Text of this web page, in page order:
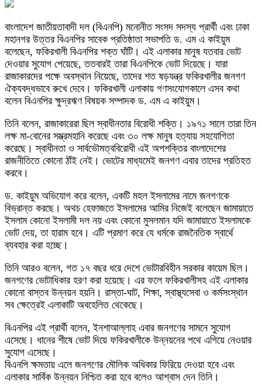
বাংলাদেশ জাতীয়তাবাদী দল (বিএনপি) মনোনীত সংসদ সদস্য প্রার্থী এবং ঢাকা
মহানগর উত্তর বিএনপির সাবেক প্রতিষ্ঠাতা সভাপতি ড. এম এ কাইয়ুম
বলেছেন, ফকিরখালী বিএনপির শক্ত ঘাঁটি। এই এলাকার মানুষ যতবার ভোট
দেওয়ার সুযোগ পেয়েছে, ততবারই তারা বিএনপিকে ভোট দিয়েছে। যারা
রাজাকারদের পক্ষে অবস্থান নিয়েছে, তাদের শত ষড়যন্ত্র ফকিরখালীর জনগণ
ঐক্যবদ্ধভাবে রুখে দেবে। ফকিরখালী এলাকায় গণসংযোগকালে এসব কথা
বলেন বিএনপির ক্ষুদ্রঋণ বিষয়ক সম্পাদক ড. এম এ কাইয়ুম।
তিনি বলেন, রাজাকারেরা ছিল স্বাধীনতার বিরোধী শক্তি। ১৯৭১ সালে তারা তিন
লক্ষ মা-বোনের সম্ভ্রমহানি করেছে এবং ৩০ লক্ষ মানুষ হত্যায় সহযোগিতা
করেছে। স্বাধীনতা ও সার্বভৌমত্ববিরোধী এই অপশক্তির বাংলাদেশের
রাজনীতিতে কোনো ঠাঁই নেই। ভোটের মাধ্যমেই জনগণ এবার তাদের প্রতিহত
করবে।
ড. কাইয়ুম অভিযোগ করে বলেন, একটি মহল ইসলামের নামে জনগণকে
বিভ্রান্ত করছে। অথচ হেফাজতে ইসলামের আমির নিজেই বলেছেন জামায়াতে
ইসলাম কোনো ইসলামী দল নয় এবং কোনো মুসলমান যদি জামায়াতে ইসলামকে
ভোট দেয়, তা হারাম হবে। এটি প্রমাণ করে যে ধর্মকে রাজনৈতিক স্বার্থে
ব্যবহার করা হচ্ছে।
তিনি আরও বলেন, গত ১৭ বছর ধরে দেশে ভোটারবিহীন সরকার কায়েম ছিল।
জনগণের ভোটাধিকার হরণ করা হয়েছে। এর ফলে ফকিরখালীসহ এই এলাকার
কোনো বাস্তব উন্নয়ন হয়নি। রাস্তা-ঘাট, শিক্ষা, স্বাস্থ্যসেবা ও কর্মসংস্থান
সব ক্ষেত্রেই এলাকাটি অবহেলিত থেকেছে।
বিএনপির এই প্রার্থী বলেন, ইনশাআল্লাহ এবার জনগণের সামনে সুযোগ
এসেছে। ধানের শীষে ভোট দিয়ে ফকিরখালীকে উন্নয়নের পথে এগিয়ে নেওয়ার
সুযোগ এসেছে।
বিএনপি ক্ষমতায় এলে জনগণের মৌলিক অধিকার ফিরিয়ে দেওয়া হবে এবং
এলাকার সার্বিক উন্নয়ন নিশ্চিত করা হবে বলেও আশ্বাস দেন তিনি।